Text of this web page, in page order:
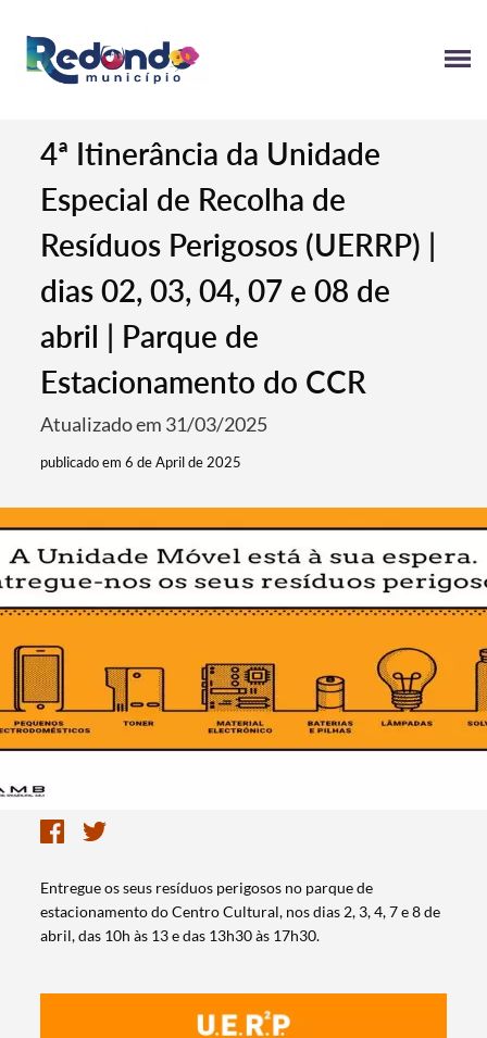
4ª Itinerância da Unidade
Especial de Recolha de
Resíduos Perigosos (UERRP) |
dias 02, 03, 04, 07 e 08 de
abril | Parque de
Estacionamento do CCR
Atualizado em 31/03/2025
publicado em 6 de April de 2025
Entregue os seus resíduos perigosos no parque de
estacionamento do Centro Cultural, nos dias 2, 3, 4, 7 e 8 de
abril, das 10h às 13 e das 13h30 às 17h30.